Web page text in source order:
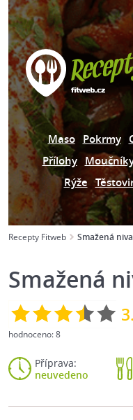
Maso Pokrmy
Přílohy
Rýže
Recepty Fitweb Smažená
Smažená
hodnoceno:8
Příprava:
neuvedeno